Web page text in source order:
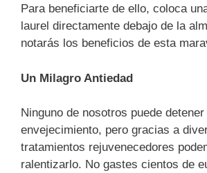
Para beneficiarte de ello, coloca
laurel directamente debajo de la
notarás los beneficios de esta
Un Milagro Antiedad
Ninguno de nosotros puede detener
envejecimiento, pero gracias a
tratamientos rejuvenecedores
ralentizarlo. No gastes cientos de